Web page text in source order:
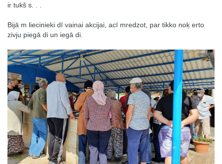
ir tukš s. . .
Bijā m liecinieki dī vainai akcijai, acī mredzot, par tikko noķ erto
zivju piegā di un iegā di.